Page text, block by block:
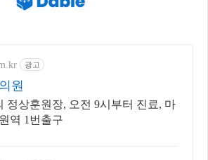
광고
원
정상훈원장, 오전 9시부터 진료, 마
역 1번출구